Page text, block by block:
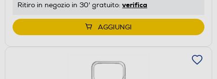
Ritiro in negozio in 30' gratuito: verifica
AGGIUNGI